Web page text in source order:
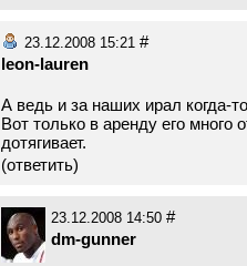
23.12.2008 15:21 #
leon-lauren
А ведь и за наших ирал когда-
Вот только в аренду его много
дотягивает.
(ответить)
23.12.2008 14:50 #
dm-gunner